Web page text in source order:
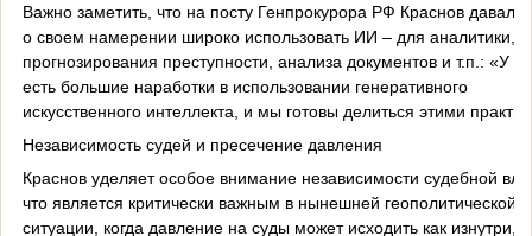
Важно заметить, что на посту Генпрокурора РФ Краснов давал
о своем намерении широко использовать ИИ – для аналитики,
прогнозирования преступности, анализа документов и т.п.: «У
есть большие наработки в использовании генеративного
искусственного интеллекта, и мы готовы делиться этими
Независимость судей и пресечение давления
Краснов уделяет особое внимание независимости судебной
что является критически важным в нынешней геополитической
ситуации, когда давление на суды может исходить как изнутри,